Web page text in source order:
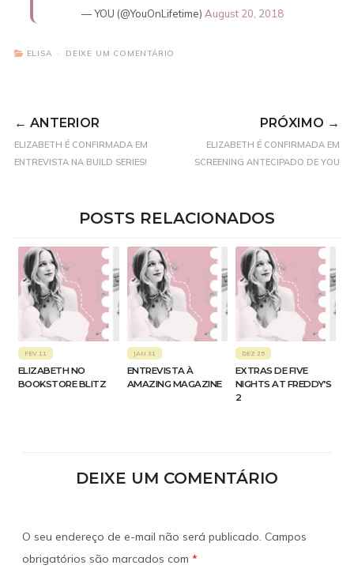
— YOU (@YouOnLifetime) August 20, 2018
ELISA DEIXE UM COMENTÁRIO
← ANTERIOR
ELIZABETH É CONFIRMADA EM
ENTREVISTA NA BUILD SERIES!
PRÓXIMO →
ELIZABETH É CONFIRMADA EM
SCREENING ANTECIPADO DE YOU
POSTS RELACIONADOS
FEV 11
ELIZABETH NO
BOOKSTORE BLITZ
JAN 31
ENTREVISTA À
AMAZING MAGAZINE
DEZ 25
EXTRAS DE FIVE
NIGHTS AT FREDDY’S
2
DEIXE UM COMENTÁRIO
O seu endereço de e-mail não será publicado. Campos
obrigatórios são marcados com *